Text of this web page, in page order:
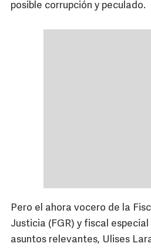
posible corrupción y peculado.
Pero el ahora vocero de la
Justicia (FGR) y fiscal
asuntos relevantes, Ulises